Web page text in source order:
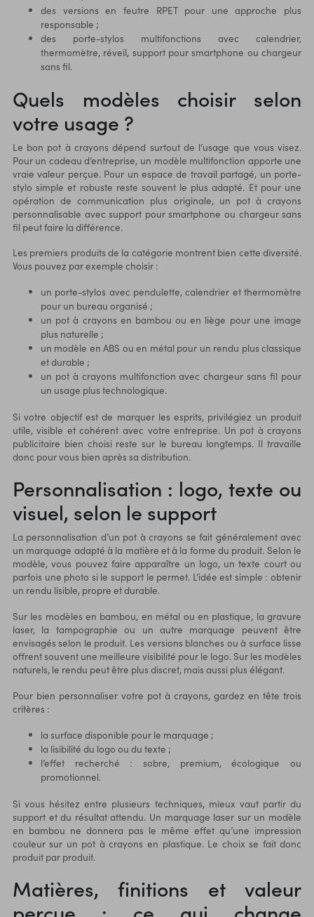
des versions en feutre RPET pour une approche plus
responsable ;
des porte-stylos multifonctions avec calendrier,
thermomètre, réveil, support pour smartphone ou chargeur
sans fil.
Quels modèles choisir selon
votre usage ?
Le bon pot à crayons dépend surtout de l’usage que vous visez.
Pour un cadeau d’entreprise, un modèle multifonction apporte une
vraie valeur perçue. Pour un espace de travail partagé, un porte-
stylo simple et robuste reste souvent le plus adapté. Et pour une
opération de communication plus originale, un pot à crayons
personnalisable avecsupport pour smartphone ou chargeur sans
fil peut faire la différence.
Les premiers produits de la catégorie montrent bien cette diversité.
Vous pouvez par exemple choisir :
un porte-stylos avec pendulette, calendrier et thermomètre
pour un bureau organisé ;
un pot à crayons en bambou ou en liège pour une image
plus naturelle ;
un modèle en ABS ou en métal pour un rendu plus classique
et durable ;
un pot à crayons multifonction avec chargeur sans fil pour
un usage plus technologique.
Si votre objectif est de marquer les esprits, privilégiez un produit
utile, visible et cohérent avec votre entreprise. Un pot à crayons
publicitaire bien choisi reste sur le bureau longtemps. Il travaille
donc pour vous bien après sa distribution.
Personnalisation : logo, texte ou
visuel, selon le support
La personnalisation d’un pot à crayons se fait généralement avec
un marquage adapté à la matière et à la forme du produit. Selon le
modèle, vous pouvez faire apparaître un logo, un texte court ou
parfois une photo si le support le permet. L’idée est simple : obtenir
un rendu lisible, propre et durable.
Sur les modèles en bambou, en métal ou en plastique, la gravure
laser, la tampographie ou un autre marquage peuvent être
envisagés selon le produit. Les versions blanches ou à surface lisse
offrent souvent une meilleure visibilité pour le logo. Sur les modèles
naturels, le rendu peut être plus discret, mais aussi plus élégant.
Pour bien personnaliser votre pot à crayons, gardez en tête trois
critères :
la surface disponible pour le marquage ;
la lisibilité du logo ou du texte ;
l’effet recherché : sobre, premium, écologique ou
promotionnel.
Si vous hésitez entre plusieurs techniques, mieux vaut partir du
support et du résultat attendu. Un marquage laser sur un modèle
en bambou ne donnera pas le même effet qu’une impression
couleur sur un pot à crayons en plastique. Le choix se fait donc
produit par produit.
Matières, finitions et valeur